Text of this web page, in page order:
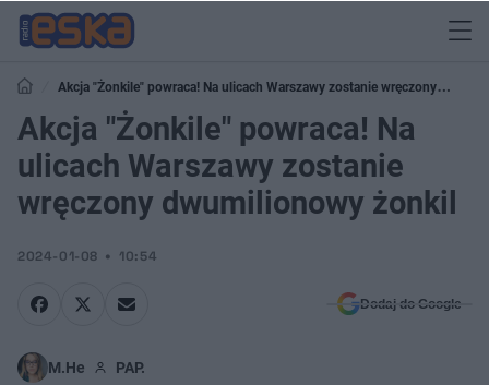
Akcja "Żonkile" powraca! Na ulicach Warszawy zostanie wręczony
dwumilionowy żonkil
Akcja "Żonkile" powraca! Na
ulicach Warszawy zostanie
wręczony dwumilionowy żonkil
2024-01-08 10:54
Dodaj do Google
M.He PAP.